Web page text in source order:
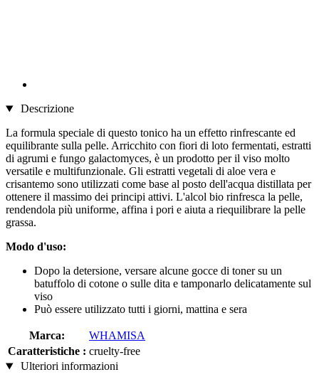
Descrizione
La formula speciale di questo tonico ha un effetto rinfrescante ed
equilibrante sulla pelle. Arricchito con fiori di loto fermentati, estratti
di agrumi e fungo galactomyces, è un prodotto per il viso molto
versatile e multifunzionale. Gli estratti vegetali di aloe vera e
crisantemo sono utilizzati come base al posto dell'acqua distillata per
ottenere il massimo dei principi attivi. L'alcol bio rinfresca la pelle,
rendendola più uniforme, affina i pori e aiuta a riequilibrare la pelle
grassa.
Modo d'uso:
Dopo la detersione, versare alcune gocce di toner su un
batuffolo di cotone o sulle dita e tamponarlo delicatamente sul
viso
Può essere utilizzato tutti i giorni, mattina e sera
Marca:
WHAMISA
Caratteristiche : cruelty-free
Ulteriori informazioni